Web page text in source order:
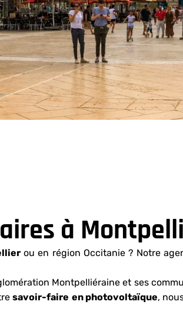
à
ou en région Occitanie ? Notre
Montpelliéraine et ses
savoir-faire en photovoltaïque,